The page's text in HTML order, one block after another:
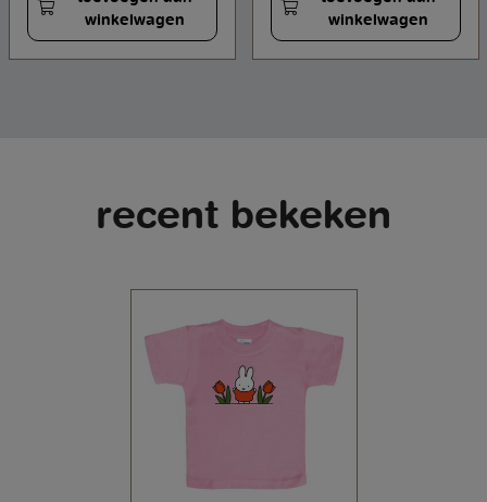
winkelwagen
winkelwagen
recent bekeken